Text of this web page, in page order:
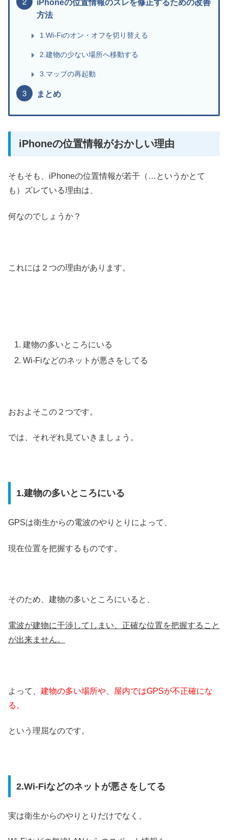
iPhoneの位置情報のズレを修正するための改善
方法
1.Wi-Fiのオン・オフを切り替える
2.建物の少ない場所へ移動する
3.マップの再起動
まとめ
iPhoneの位置情報がおかしい理由
そもそも、iPhoneの位置情報が若干（…というかとて
も）ズレている理由は、
何なのでしょうか？
これには２つの理由があります。
建物の多いところにいる
Wi-Fiなどのネットが悪さをしてる
おおよそこの２つです。
では、それぞれ見ていきましょう。
1.建物の多いところにいる
GPSは衛生からの電波のやりとりによって、
現在位置を把握するものです。
そのため、建物の多いところにいると、
電波が建物に干渉してしまい、正確な位置を把握すること
が出来ません。
よって、 建物の多い場所や、屋内ではGPSが不正確にな
る。
という理屈なのです。
2.Wi-Fiなどのネットが悪さをしてる
実は衛生からのやりとりだけでなく、